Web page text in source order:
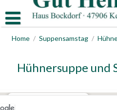
Home / Suppensamstag /
Hühnersuppe und
Gut Heimendahl